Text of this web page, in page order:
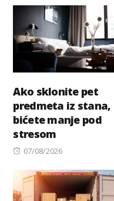
Ako sklonite pet
predmeta iz stana,
bićete manje pod
stresom
Posted
07/08/2026